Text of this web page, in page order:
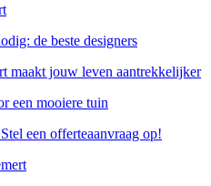
de beste designers
maakt jouw leven aantrekkelijker
een mooiere tuin
een offerteaanvraag op!